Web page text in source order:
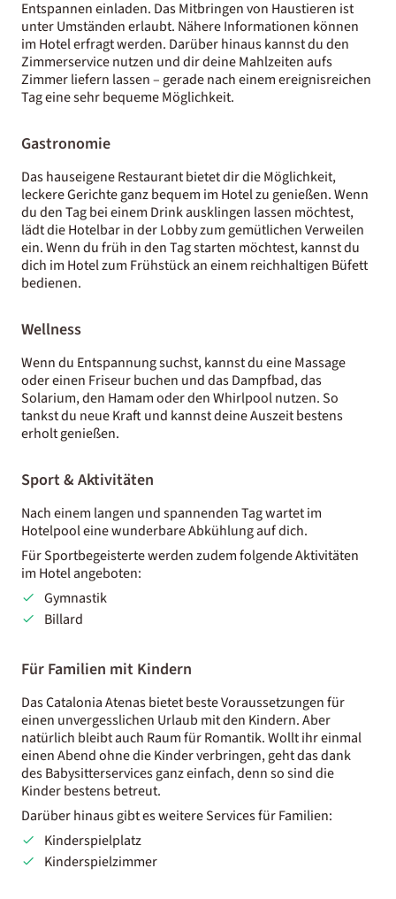
Entspannen einladen. Das Mitbringen von Haustieren ist
unter Umständen erlaubt. Nähere Informationen können
im Hotel erfragt werden. Darüber hinaus kannst du den
Zimmerservice nutzen und dir deine Mahlzeiten aufs
Zimmer liefern lassen – gerade nach einem ereignisreichen
Tag eine sehr bequeme Möglichkeit.
Gastronomie
Das hauseigene Restaurant bietet dir die Möglichkeit,
leckere Gerichte ganz bequem im Hotel zu genießen. Wenn
du den Tag bei einem Drink ausklingen lassen möchtest,
lädt die Hotelbar in der Lobby zum gemütlichen Verweilen
ein. Wenn du früh in den Tag starten möchtest, kannst du
dich im Hotel zum Frühstück an einem reichhaltigen Büfett
bedienen.
Wellness
Wenn du Entspannung suchst, kannst du eine Massage
oder einen Friseur buchen und das Dampfbad, das
Solarium, den Hamam oder den Whirlpool nutzen. So
tankst du neue Kraft und kannst deine Auszeit bestens
erholt genießen.
Sport & Aktivitäten
Nach einem langen und spannenden Tag wartet im
Hotelpool eine wunderbare Abkühlung auf dich.
Für Sportbegeisterte werden zudem folgende Aktivitäten
im Hotel angeboten:
Gymnastik
Billard
Für Familien mit Kindern
Das Catalonia Atenas bietet beste Voraussetzungen für
einen unvergesslichen Urlaub mit den Kindern. Aber
natürlich bleibt auch Raum für Romantik. Wollt ihr einmal
einen Abend ohne die Kinder verbringen, geht das dank
des Babysitterservices ganz einfach, denn so sind die
Kinder bestens betreut.
Darüber hinaus gibt es weitere Services für Familien:
Kinderspielplatz
Kinderspielzimmer